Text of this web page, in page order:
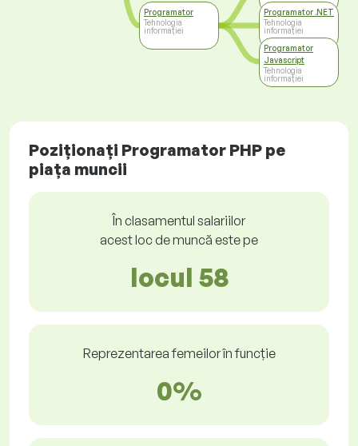
Programator
Tehnologia
informației
Programator .NET
Tehnologia
informației
Programator
Javascript
Tehnologia
informației
Poziționați Programator PHP pe
piața muncii
În clasamentul salariilor
acest loc de muncă este pe
locul 58
Reprezentarea femeilor în funcție
0%